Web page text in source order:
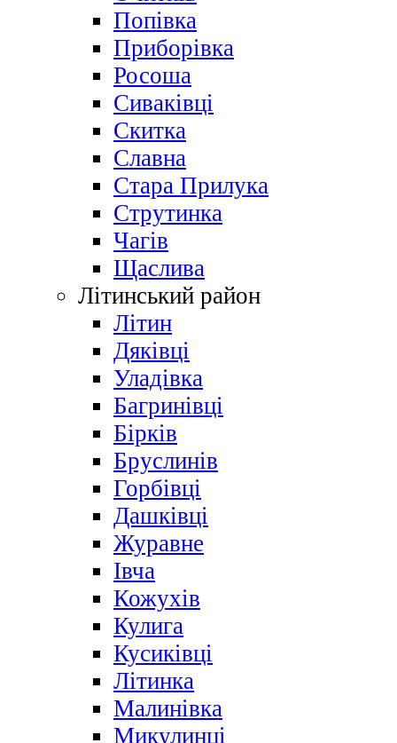
Попівка
Приборівка
Росоша
Сиваківці
Скитка
Славна
Стара Прилука
Струтинка
Чагів
Щаслива
Літинський район
Літин
Дяківці
Уладівка
Багринівці
Бірків
Бруслинів
Горбівці
Дашківці
Журавне
Івча
Кожухів
Кулига
Кусиківці
Літинка
Малинівка
Микулинці